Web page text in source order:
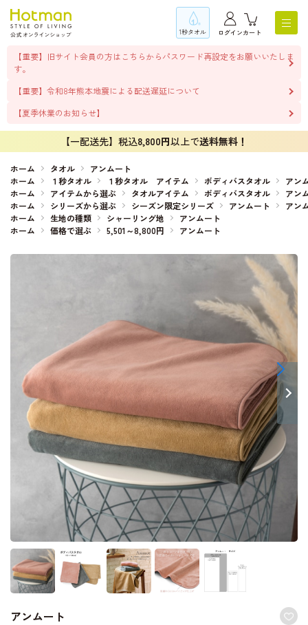
1秒タオル ログインカート
【重要】旧サイト会員の方はこちらからパスワード再設定をお願いいたしま
す。
【重要】令和8年熊本地震による配送遅延について
【夏季休業のお知らせ】
【一配送先】税込8,800円以上で送料無料！
ホーム タオル
アンムート
ホーム
１秒タオル １秒タオル アイテム ボディバスタオル
アン
ホーム
アイテムから選ぶ タオルアイテム ボディバスタオル
アン
ホーム
シリーズから選ぶ シーズン限定シリーズ アンムート
アン
ホーム
生地の種類 シャーリング地
アンムート
ホーム
価格で選ぶ 5,501～8,800円 アンムート
アンムート